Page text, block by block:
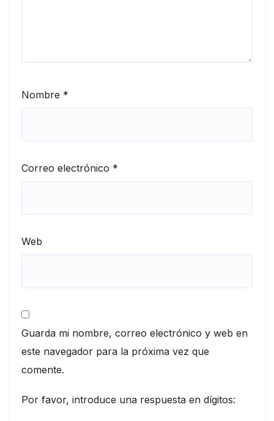
Nombre *
Correo electrónico *
Web
Guarda mi nombre, correo electrónico y web en
este navegador para la próxima vez que
comente.
Por favor, introduce una respuesta en dígitos: